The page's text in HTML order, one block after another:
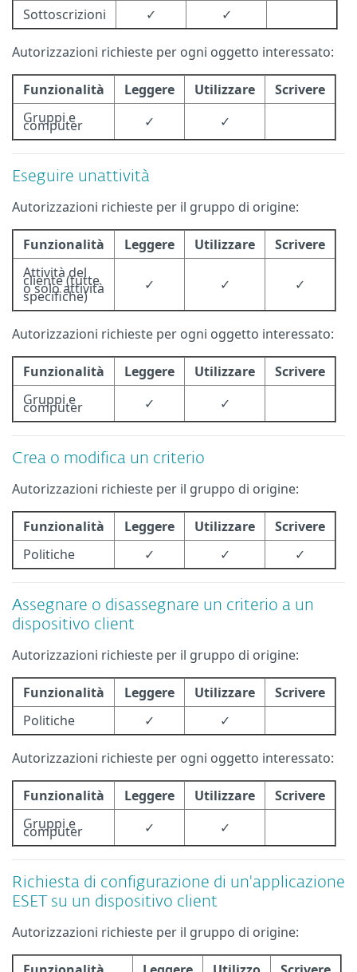
Sottoscrizioni
✓ ✓
Autorizzazioni richieste per ogni oggetto interessato:
Funzionalità Leggere Utilizzare
Scrivere
Gruppi e
computer ✓ ✓
Eseguire unattività
Autorizzazioni richieste per il gruppo di origine:
Funzionalità Leggere Utilizzare
Scrivere
Attività del
cliente (tutte
o solo attività
specifiche)
✓ ✓ ✓
Autorizzazioni richieste per ogni oggetto interessato:
Funzionalità Leggere Utilizzare
Scrivere
Gruppi e
computer ✓ ✓
Crea o modifica un criterio
Autorizzazioni richieste per il gruppo di origine:
Funzionalità Leggere Utilizzare
Scrivere
Politiche
✓ ✓ ✓
Assegnare o disassegnare un criterio a un
dispositivo client
Autorizzazioni richieste per il gruppo di origine:
Funzionalità Leggere Utilizzare
Scrivere
Politiche
✓ ✓
Autorizzazioni richieste per ogni oggetto interessato:
Funzionalità Leggere Utilizzare
Scrivere
Gruppi e
computer ✓ ✓
Richiesta di configurazione di un'applicazione
ESET su un dispositivo client
Autorizzazioni richieste per il gruppo di origine: